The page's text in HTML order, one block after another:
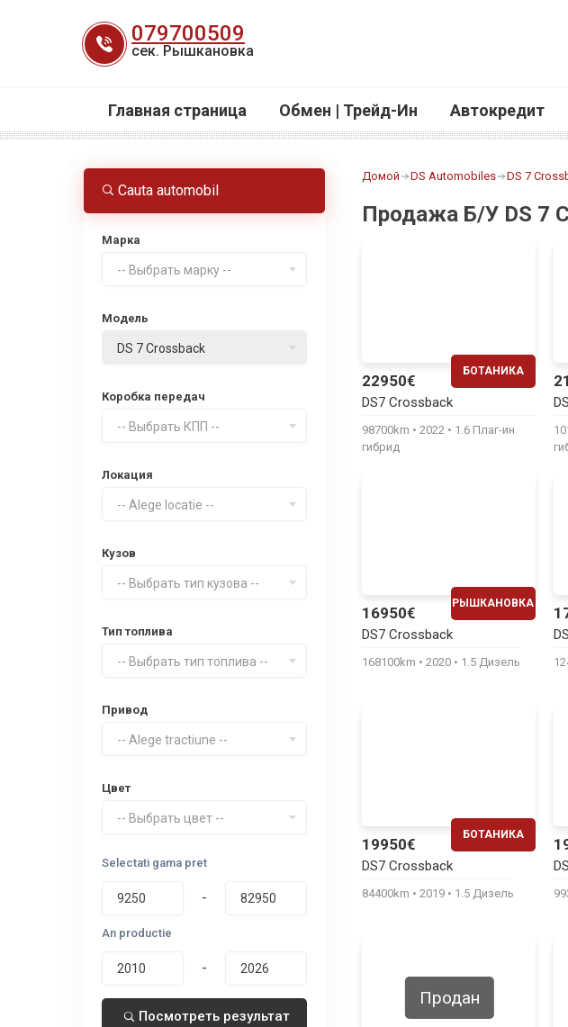
содержанию
079700509
сек. Рышкановка
Главная страница Обмен | Трейд-Ин Автокредит
Cauta automobil
Марка
-- Выбрать марку --
Модель
DS 7 Crossback
Коробка передач
-- Выбрать КПП --
Локация
-- Alege locatie --
Кузов
-- Выбрать тип кузова --
Тип топлива
-- Выбрать тип топлива --
Привод
-- Alege tractiune --
Цвет
-- Выбрать цвет --
Selectati gama pret
-
An productie
-
Посмотреть результат
Домой DS Automobiles DS 7
Продажа Б/У DS 7
БОТАНИКА
22950€
DS7 Crossback
98700km 2022
1.6 Плаг-ин
гибрид
РЫШКАНОВКА
16950€
DS7 Crossback
168100km 2020 1.5 Дизель
БОТАНИКА
19950€
DS7 Crossback
84400km 2019 1.5 Дизель
Продан